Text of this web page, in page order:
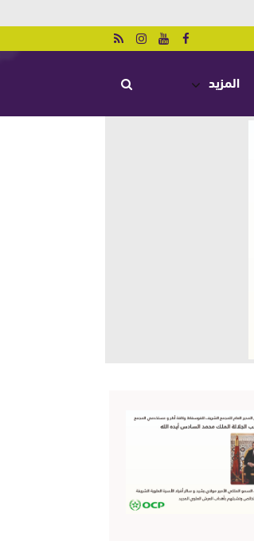
المزيد